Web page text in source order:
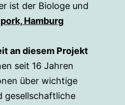
ist der Biologe und
Hamburg
an diesem Projekt
seit 16 Jahren
über wichtige
gesellschaftliche